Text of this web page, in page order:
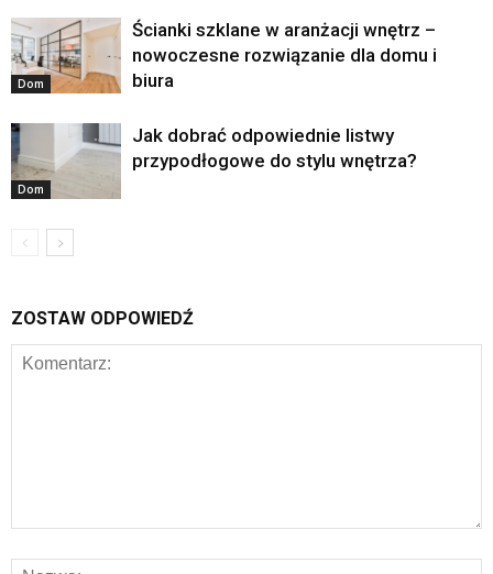
Dom
Ścianki szklane w aranżacji wnętrz –
nowoczesne rozwiązanie dla domu i
biura
Dom
Jak dobrać odpowiednie listwy
przypodłogowe do stylu wnętrza?
ZOSTAW ODPOWIEDŹ